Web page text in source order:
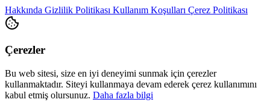
Hakkında Gizlilik Politikası Kullanım Koşulları Çerez Politikası
Çerezler
Bu web sitesi, size en iyi deneyimi sunmak için çerezler
kullanmaktadır. Siteyi kullanmaya devam ederek çerez kullanımını
kabul etmiş olursunuz. Daha fazla bilgi